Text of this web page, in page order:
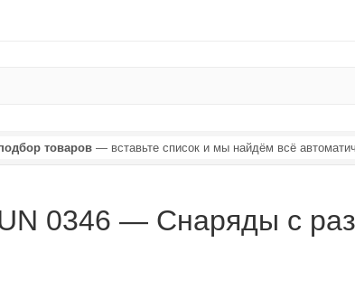
товаров— вставьте список и мы найдём всё
0346 — Снаряды с